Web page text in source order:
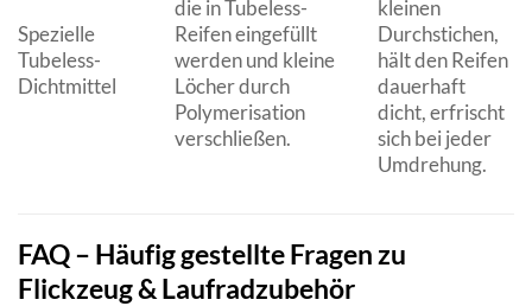
Spezielle
Tubeless-
Dichtmittel
die in Tubeless-
Reifen eingefüllt
werden und kleine
Löcher durch
Polymerisation
verschließen.
kleinen
Durchstichen,
hält den Reifen
dauerhaft
dicht, erfrischt
sich bei jeder
Umdrehung.
FAQ – Häufig gestellte Fragen zu
Flickzeug & Laufradzubehör